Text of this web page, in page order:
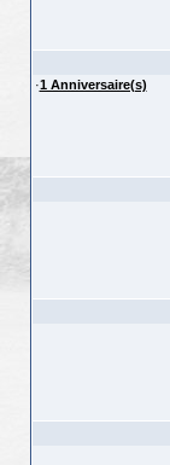
·1 Anniversaire(s)